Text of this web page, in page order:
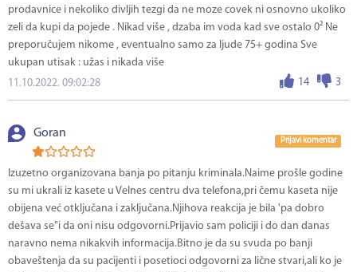
prodavnice i nekoliko divljih tezgi da ne moze covek ni osnovno ukoliko
zeli da kupi da pojede . Nikad više , dzaba im voda kad sve ostalo 0² Ne
preporučujem nikome , eventualno samo za ljude 75+ godina Sve
ukupan utisak : užas i nikada više
14
3
11.10.2022. 09:02:28
Goran
Prijavi komentar
Izuzetno organizovana banja po pitanju kriminala.Naime prošle godine
su mi ukrali iz kasete u Velnes centru dva telefona,pri čemu kaseta nije
obijena već otključana i zaključana.Njihova reakcija je bila 'pa dobro
dešava se"i da oni nisu odgovorni.Prijavio sam policiji i do dan danas
naravno nema nikakvih informacija.Bitno je da su svuda po banji
obaveštenja da su pacijenti i posetioci odgovorni za lične stvari,ali ko je